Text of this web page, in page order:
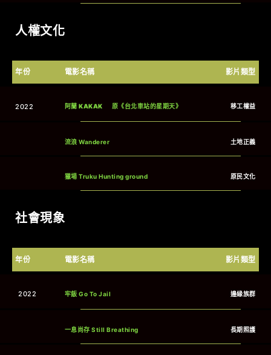
人權文化
年份 電影名稱 影片類型
2022 阿蘭 KAKAK 原《台北車站的星期天》 移工權益
流浪 Wanderer 土地正義
獵場 Truku Hunting ground 原民文化
社會現象
年份 電影名稱 影片類型
2022 牢飯 Go To Jail 邊緣族群
一息尚存 Still Breathing 長期照護